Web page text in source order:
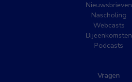
Nieuwsbrieven
Nascholing
Webcasts
Bijeenkomsten
Podcasts
Vragen